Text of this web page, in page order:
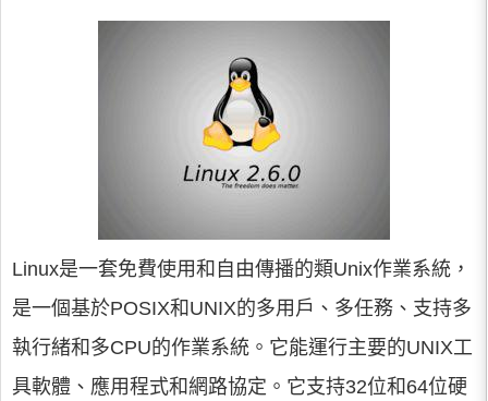
Linux是一套免費使用和自由傳播的類Unix作業系統，
是一個基於POSIX和UNIX的多用戶、多任務、支持多
執行緒和多CPU的作業系統。它能運行主要的UNIX工
具軟體、應用程式和網路協定。它支持32位和64位硬